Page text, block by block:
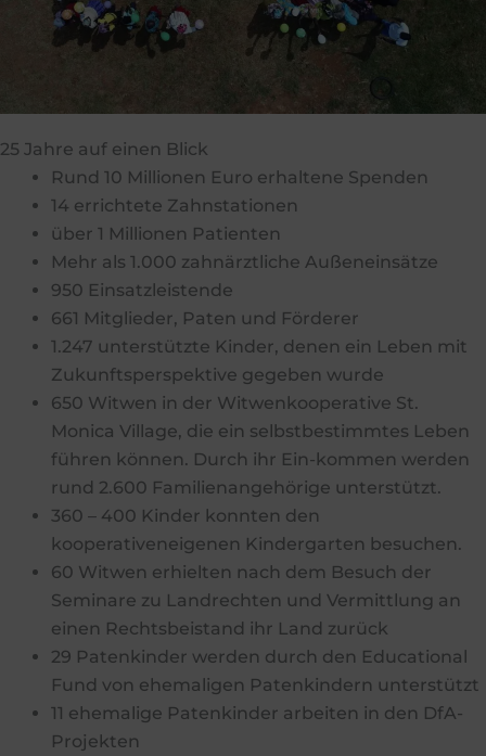
25 Jahre auf einen Blick
Rund 10 Millionen Euro erhaltene Spenden
14 errichtete Zahnstationen
über 1 Millionen Patienten
Mehr als 1.000 zahnärztliche Außeneinsätze
950 Einsatzleistende
661 Mitglieder, Paten und Förderer
1.247 unterstützte Kinder, denen ein Leben mit
Zukunftsperspektive gegeben wurde
650 Witwen in der Witwenkooperative St.
Monica Village, die ein selbstbestimmtes Leben
führen können. Durch ihr Ein-kommen werden
rund 2.600 Familienangehörige unterstützt.
360 – 400 Kinder konnten den
kooperativeneigenen Kindergarten besuchen.
60 Witwen erhielten nach dem Besuch der
Seminare zu Landrechten und Vermittlung an
einen Rechtsbeistand ihr Land zurück
29 Patenkinder werden durch den Educational
Fund von ehemaligen Patenkindern unterstützt
11 ehemalige Patenkinder arbeiten in den DfA-
Projekten